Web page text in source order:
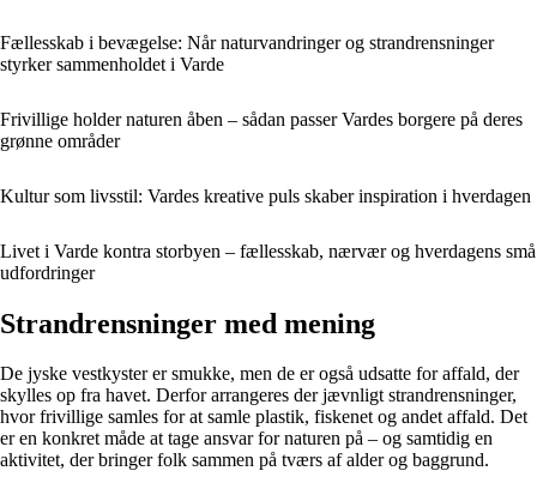
Fællesskab i bevægelse: Når naturvandringer og strandrensninger
styrker sammenholdet i Varde
Frivillige holder naturen åben – sådan passer Vardes borgere på deres
grønne områder
Kultur som livsstil: Vardes kreative puls skaber inspiration i hverdagen
Livet i Varde kontra storbyen – fællesskab, nærvær og hverdagens små
udfordringer
Strandrensninger med mening
De jyske vestkyster er smukke, men de er også udsatte for affald, der
skylles op fra havet. Derfor arrangeres der jævnligt strandrensninger,
hvor frivillige samles for at samle plastik, fiskenet og andet affald. Det
er en konkret måde at tage ansvar for naturen på – og samtidig en
aktivitet, der bringer folk sammen på tværs af alder og baggrund.